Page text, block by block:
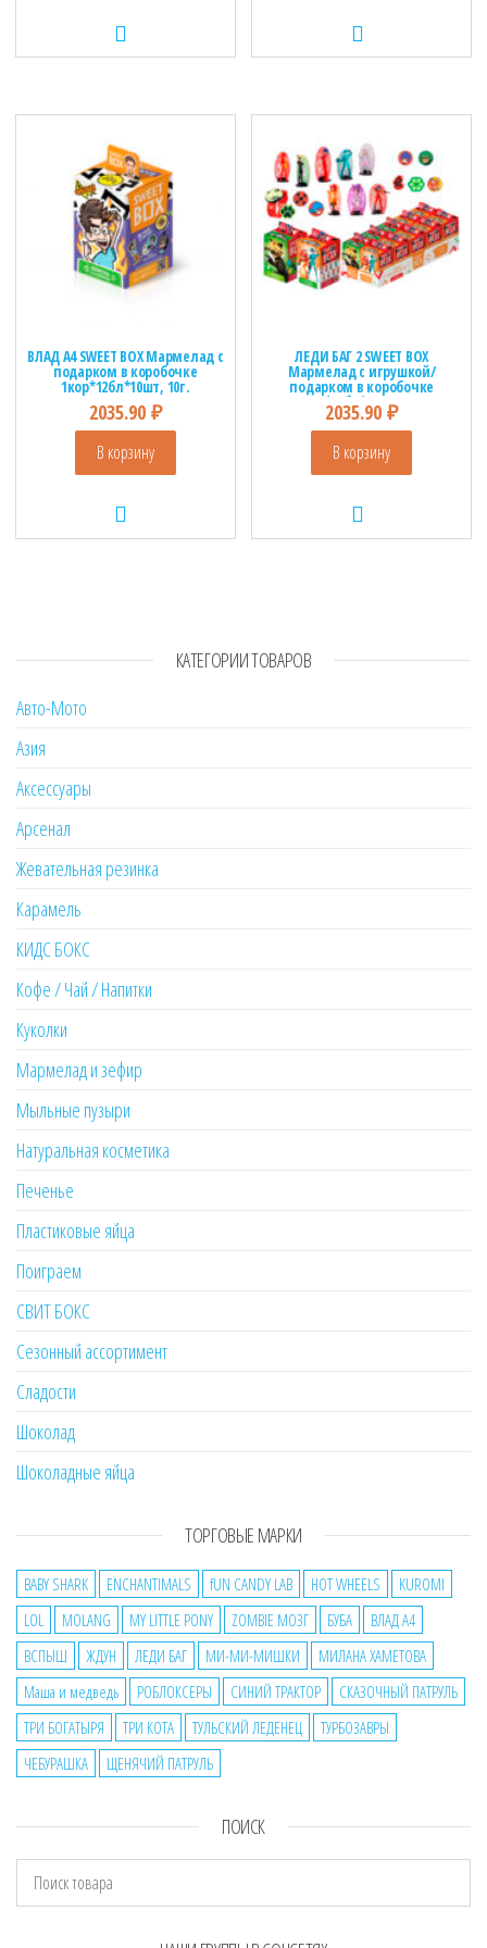
ВЛАД А4 SWEET BOX Мармелад с
подарком в коробочке
1кор*12бл*10шт, 10г.
2035.90 ₽
В корзину
ЛЕДИ БАГ 2 SWEET BOX
Мармелад с игрушкой/
подарком в коробочке
1кор*12бл*10шт, 10г.
2035.90₽
В корзину
КАТЕГОРИИ ТОВАРОВ
Авто-Мото
Азия
Аксессуары
Арсенал
Жевательная резинка
Карамель
КИДС БОКС
Кофе / Чай / Напитки
Куколки
Мармелад и зефир
Мыльные пузыри
Натуральная косметика
Печенье
Пластиковые яйца
Поиграем
СВИТ БОКС
Сезонный ассортимент
Сладости
Шоколад
Шоколадные яйца
ТОРГОВЫЕ МАРКИ
BABY SHARK ENCHANTIMALS fUN CANDY LAB HOT WHEELS
KUROMI
LOL
MOLANG MY LITTLE PONY ZOMBIE МОЗГ БУБА
ВЛАД А4
ВСПЫШ
ЖДУН ЛЕДИ БАГ МИ-МИ-МИШКИ
МИЛАНА ХАМЕТОВА
Маша и медведь
РОБЛОКСЕРЫ СИНИЙ ТРАКТОР
СКАЗОЧНЫЙ ПАТРУЛЬ
ТРИ БОГАТЫРЯ
ТРИ КОТА ТУЛЬСКИЙ ЛЕДЕНЕЦ
ТУРБОЗАВРЫ
ЧЕБУРАШКА
ЩЕНЯЧИЙ ПАТРУЛЬ
ПОИСК